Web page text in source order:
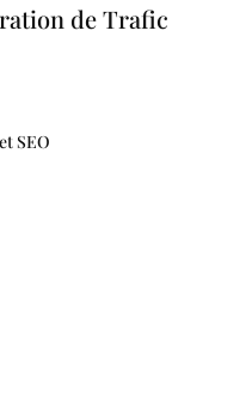
de Trafic
SEO